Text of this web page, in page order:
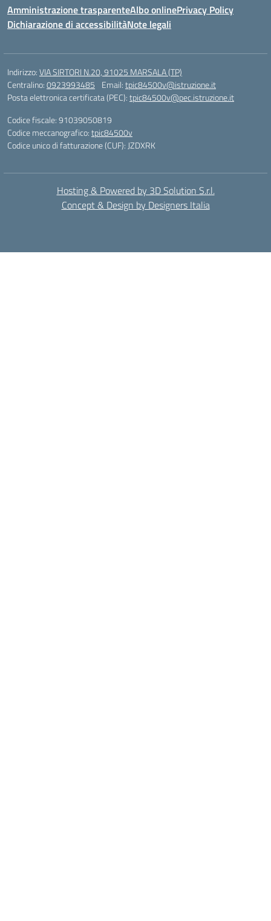
Amministrazione trasparenteAlbo onlinePrivacy Policy
Dichiarazione di accessibilitàNote legali
Indirizzo:VIA SIRTORI N.20, 91025 MARSALA (TP)
Centralino:0923993485 Email:tpic84500v@istruzione.it
Posta elettronica certificata (PEC):tpic84500v@pec.istruzione.it
Codice fiscale: 91039050819
Codice meccanografico:tpic84500v
Codice unico di fatturazione (CUF): JZDXRK
Hosting & Powered by 3D Solution S.r.l.
Concept & Design by Designers Italia